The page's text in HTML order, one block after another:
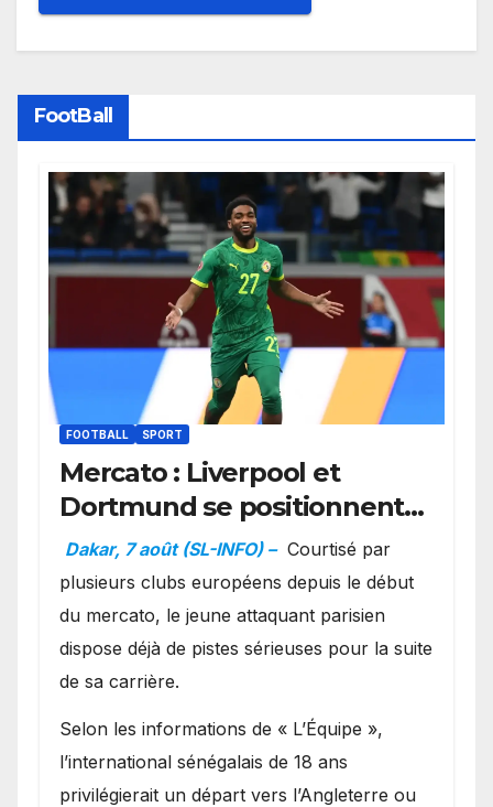
FootBall
FOOTBALL SPORT
Mercato : Liverpool et
Dortmund se positionnent
en favoris pour recruter
Ibrahim Mbaye
Dakar, 7 août (SL-INFO) – Courtisé par
plusieurs clubs européens depuis le début
du mercato, le jeune attaquant parisien
dispose déjà de pistes sérieuses pour la suite
de sa carrière.
Selon les informations de « L’Équipe »,
l’international sénégalais de 18 ans
privilégierait un départ vers l’Angleterre ou